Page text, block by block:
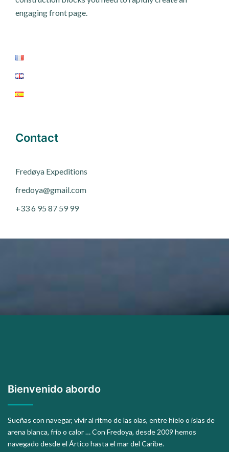
engaging front page.
Contact
Fredøya Expeditions
fredoya@gmail.com
+33 6 95 87 59 99
Bienvenido abordo
Sueñas con navegar, vivir al ritmo de las olas, entre hielo o islas de
arena blanca, frío o calor … Con Fredoya, desde 2009 hemos
navegado desde el Ártico hasta el mar del Caribe.